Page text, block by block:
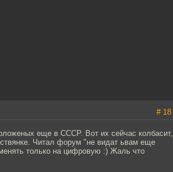
# 18
еще в СССР. Вот их сейчас колбасит,
Читал форум "не видат ьвам еще
только на цифровую :) Жаль что